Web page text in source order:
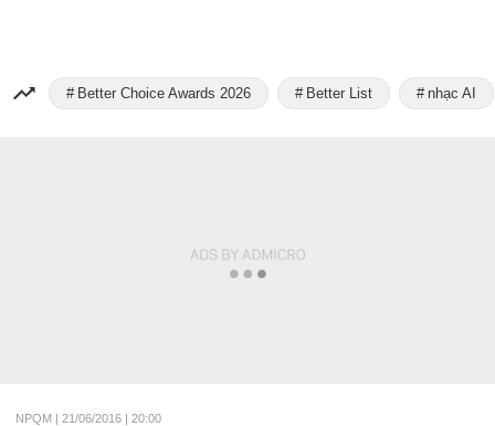
Better Choice Awards 2026 Better List nhạc AI
NPQM | 21/06/2016 | 20:00